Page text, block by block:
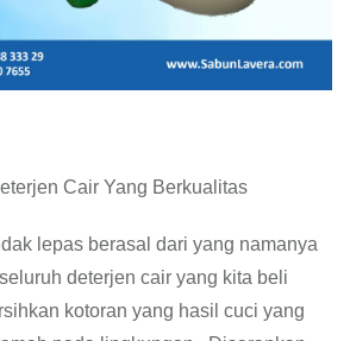
Cair Yang Berkualitas
lepas berasal dari yang namanya
deterjen cair yang kita beli
kotoran yang hasil cuci yang